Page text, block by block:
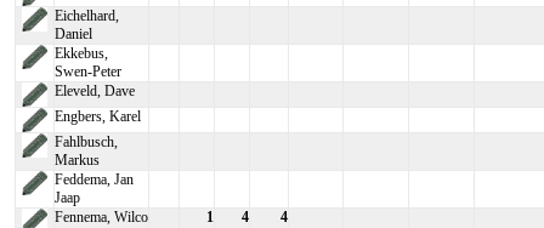
Eichelhard,
Daniel
Ekkebus,
Swen-Peter
Eleveld, Dave
Engbers, Karel
Fahlbusch,
Markus
Feddema, Jan
Jaap
Fennema, Wilco
1 4
4